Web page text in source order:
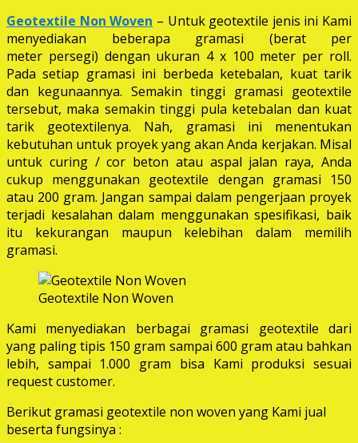
Geotextile Non Woven – Untuk geotextile jenis ini Kami
menyediakan beberapa gramasi (berat per
meter persegi) dengan ukuran 4 x 100 meter per roll.
Pada setiap gramasi ini berbeda ketebalan, kuat tarik
dan kegunaannya. Semakin tinggi gramasi geotextile
tersebut, maka semakin tinggi pula ketebalan dan kuat
tarik geotextilenya. Nah, gramasi ini menentukan
kebutuhan untuk proyek yang akan Anda kerjakan. Misal
untuk curing / cor beton atau aspal jalan raya, Anda
cukup menggunakan geotextile dengan gramasi 150
atau 200 gram. Jangan sampai dalam pengerjaan proyek
terjadi kesalahan dalam menggunakan spesifikasi, baik
itu kekurangan maupun kelebihan dalam memilih
gramasi.
Geotextile Non Woven
Kami menyediakan berbagai gramasi geotextile dari
yang paling tipis 150 gram sampai 600 gram atau bahkan
lebih, sampai 1.000 gram bisa Kami produksi sesuai
request customer.
Berikut gramasi geotextile non woven yang Kami jual
beserta fungsinya :